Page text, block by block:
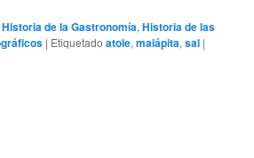
Historia de la Gastronomía,Historia de las
| Etiquetado atole,maiápita,sal |